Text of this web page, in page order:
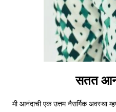
सतत
मी आनंदाची एक उत्तम नैसर्गिक